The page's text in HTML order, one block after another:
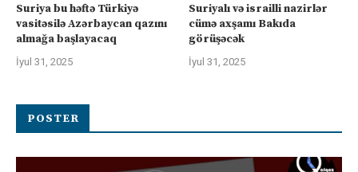
Suriya bu həftə Türkiyə
vasitəsilə Azərbaycan qazını
almağa başlayacaq
İyul 31, 2025
Suriyalı və israilli nazirlər
cümə axşamı Bakıda
görüşəcək
İyul 31, 2025
POSTER